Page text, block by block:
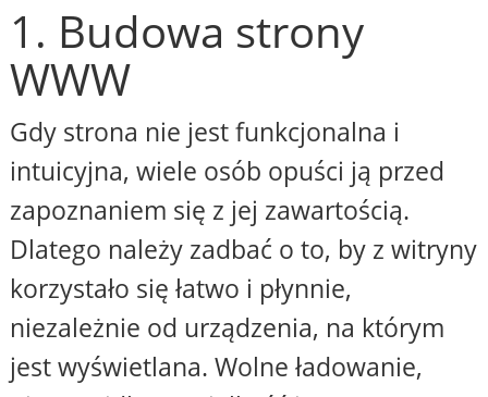
1. Budowa strony
WWW
Gdy strona nie jest funkcjonalna i
intuicyjna, wiele osób opuści ją przed
zapoznaniem się z jej zawartością.
Dlatego należy zadbać o to, by z witryny
korzystało się łatwo i płynnie,
niezależnie od urządzenia, na którym
jest wyświetlana. Wolne ładowanie,